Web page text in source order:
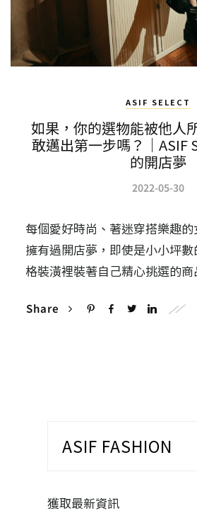
ASIF SELECT
如果，你的選物能被他人
敢邁出第一步嗎？｜ASIF
的開店夢
2022-05-30
每個愛好時尚、著迷穿搭樂趣
擁有過開店夢，即使是小小坪
格裝潢裡裝著自己精心挑選的
Share
ASIF FASHION
獲取最新資訊